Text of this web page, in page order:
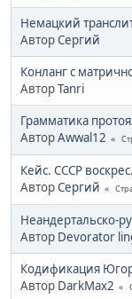
Немацкий
АвторСергий
Конланг с
АвторTanri
Грамматика
АвторAwwal12
Кейс. СССР
АвторСергий
Неандертальско-
Автор Devorator
Кодификация
Автор DarkMax2